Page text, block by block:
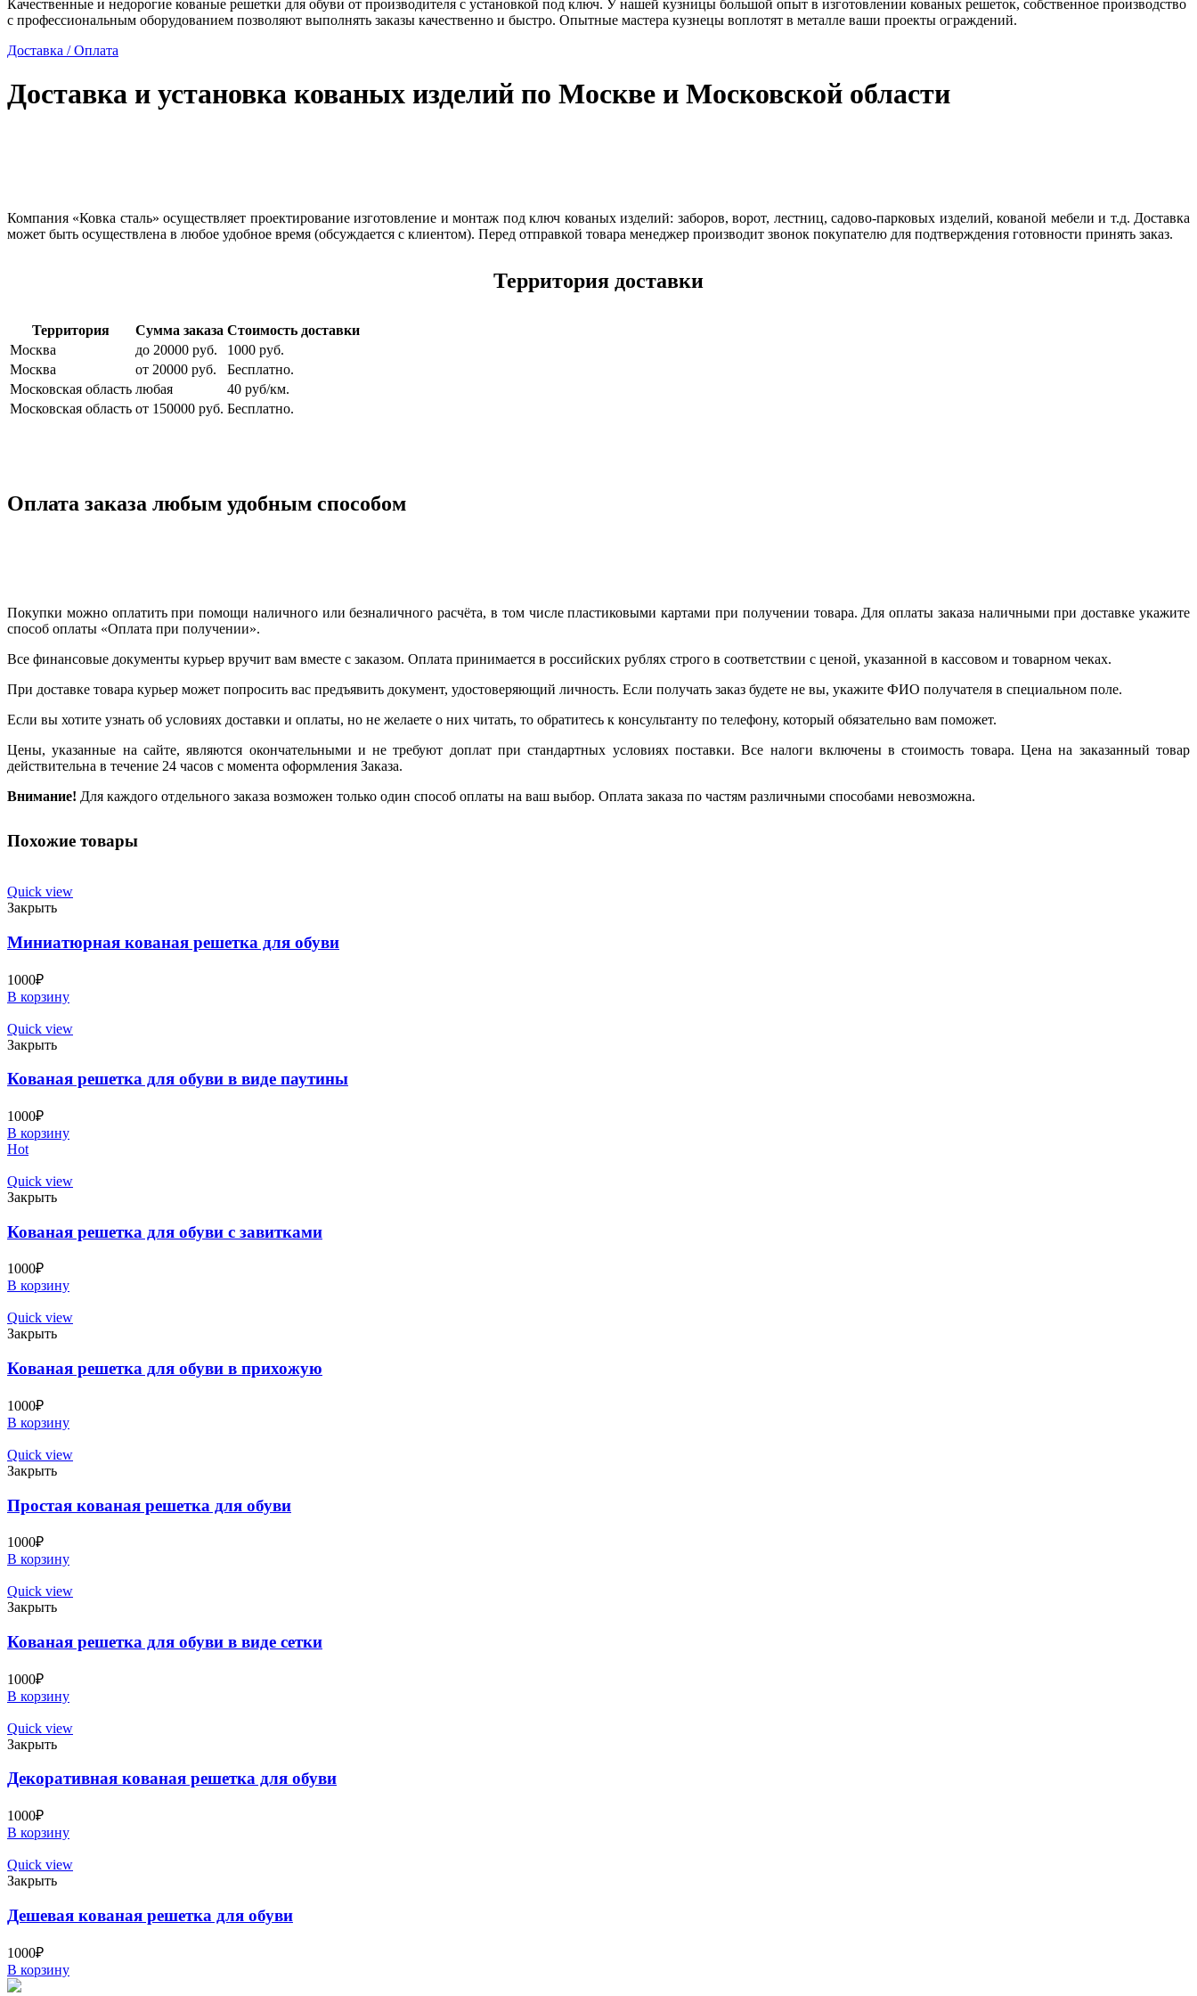
Качественные и недорогие кованые решетки для обуви от производителя с установкой под ключ. У нашей кузницы большой опыт в изготовлении кованых решеток, собственное производство
с профессиональным оборудованием позволяют выполнять заказы качественно и быстро. Опытные мастера кузнецы воплотят в металле ваши проекты ограждений.
Доставка / Оплата
Доставка и установка кованых изделий по Москве и Московской области
Компания «Ковка сталь» осуществляет проектирование изготовление и монтаж под ключ кованых изделий: заборов, ворот, лестниц, садово-парковых изделий, кованой мебели и т.д. Доставка
может быть осуществлена в любое удобное время (обсуждается с клиентом). Перед отправкой товара менеджер производит звонок покупателю для подтверждения готовности принять заказ.
Территория доставки
Территория Сумма заказа Стоимость доставки
Москва
до 20000 руб.
1000 руб.
Москва
от 20000 руб.
Бесплатно.
Московская область любая
40 руб/км.
Московская область от 150000 руб. Бесплатно.
Оплата заказа любым удобным способом
Покупки можно оплатить при помощи наличного или безналичного расчёта, в том числе пластиковыми картами при получении товара. Для оплаты заказа наличными при доставке укажите
способ оплаты «Оплата при получении».
Все финансовые документы курьер вручит вам вместе с заказом. Оплата принимается в российских рублях строго в соответствии с ценой, указанной в кассовом и товарном чеках.
При доставке товара курьер может попросить вас предъявить документ, удостоверяющий личность. Если получать заказ будете не вы, укажите ФИО получателя в специальном поле.
Если вы хотите узнать об условиях доставки и оплаты, но не желаете о них читать, то обратитесь к консультанту по телефону, который обязательно вам поможет.
Цены, указанные на сайте, являются окончательными и не требуют доплат при стандартных условиях поставки. Все налоги включены в стоимость товара. Цена на заказанный товар
действительна в течение 24 часов с момента оформления Заказа.
Внимание! Для каждого отдельного заказа возможен только один способ оплаты на ваш выбор. Оплата заказа по частям различными способами невозможна.
Похожие товары
Quick view
Закрыть
Миниатюрная кованая решетка для обуви
1000₽
В корзину
Quick view
Закрыть
Кованая решетка для обуви в виде паутины
1000₽
В корзину
Hot
Quick view
Закрыть
Кованая решетка для обуви с завитками
1000₽
В корзину
Quick view
Закрыть
Кованая решетка для обуви в прихожую
1000₽
В корзину
Quick view
Закрыть
Простая кованая решетка для обуви
1000₽
В корзину
Quick view
Закрыть
Кованая решетка для обуви в виде сетки
1000₽
В корзину
Quick view
Закрыть
Декоративная кованая решетка для обуви
1000₽
В корзину
Quick view
Закрыть
Дешевая кованая решетка для обуви
1000₽
В корзину